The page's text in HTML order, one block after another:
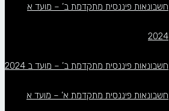
חשבונאות פיננסית מתקדמת ב’ – מועד א
2024
חשבונאות פיננסית מתקדמת ב’ – מועד ב 2024
חשבונאות פיננסית מתקדמת א’ – מועד א